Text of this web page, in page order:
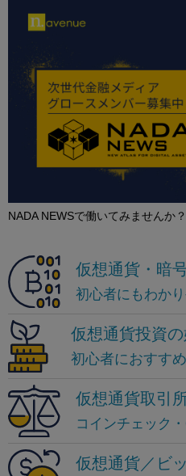
NADA NEWSで働いてみませんか？